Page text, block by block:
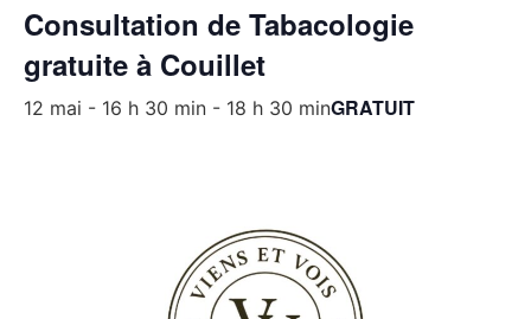
Consultation de Tabacologie
gratuite à Couillet
12 mai - 16 h 30 min - 18 h 30 minGRATUIT